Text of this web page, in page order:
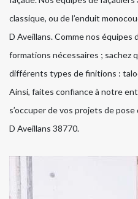
classique, ou de l’enduit
D Aveillans. Comme nos équipes
formations nécessaires ; sachez
différents types de finitions :
Ainsi, faites confiance à notre
s’occuper de vos projets de
D Aveillans 38770.